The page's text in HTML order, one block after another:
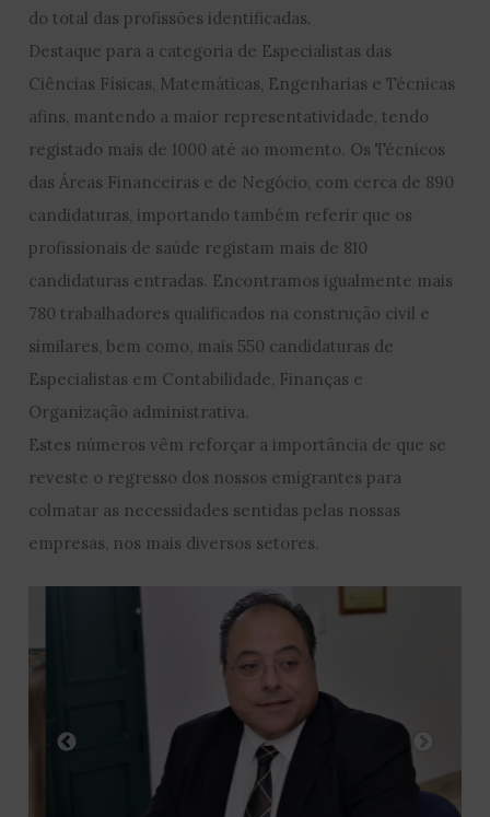
do total das profissões identificadas.
Destaque para a categoria de Especialistas das
Ciências Físicas, Matemáticas, Engenharias e Técnicas
afins, mantendo a maior representatividade, tendo
registado mais de 1000 até ao momento. Os Técnicos
das Áreas Financeiras e de Negócio, com cerca de 890
candidaturas, importando também referir que os
profissionais de saúde registam mais de 810
candidaturas entradas. Encontramos igualmente mais
780 trabalhadores qualificados na construção civil e
similares, bem como, mais 550 candidaturas de
Especialistas em Contabilidade, Finanças e
Organização administrativa.
Estes números vêm reforçar a importância de que se
reveste o regresso dos nossos emigrantes para
colmatar as necessidades sentidas pelas nossas
empresas, nos mais diversos setores.